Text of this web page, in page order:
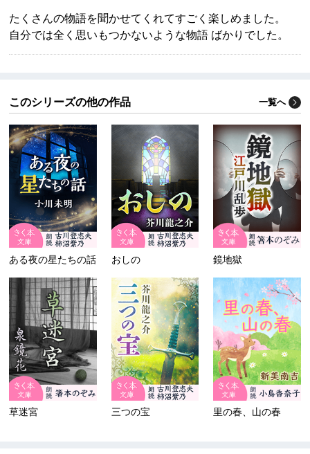
たくさんの物語を聞かせてくれてすごく楽しめました。
自分では全く思いもつかないような物語 ばかりでした。
このシリーズの他の作品 一覧へ
ある夜の星たちの話 おしの 鏡地獄
草迷宮 三つの宝 里の春、山の春